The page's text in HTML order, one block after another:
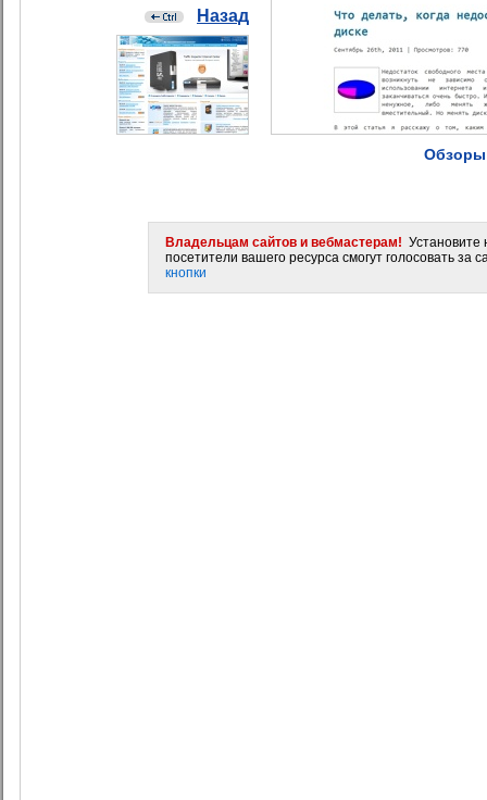
Назад
Обзоры
Владельцам сайтов и вебмастерам! Установите
посетители вашего ресурса смогут голосовать за
кнопки